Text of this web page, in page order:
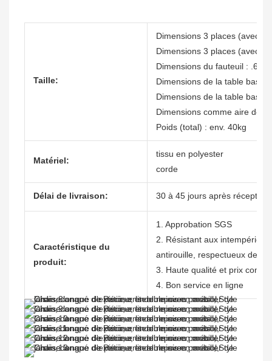
Taille:
Dimensions 3 places (avec
Dimensions 3 places (avec
Dimensions du fauteuil : .65x
Dimensions de la table
Dimensions de la table
Dimensions comme aire de
Poids (total) : env. 40kg
Matériel:
tissu en polyester
corde
Délai de livraison: 30 à 45 jours après réception
Caractéristique du
produit:
1. Approbation SGS
2. Résistant aux intempéries,
antirouille, respectueux de
3. Haute qualité et prix
4. Bon service en ligne